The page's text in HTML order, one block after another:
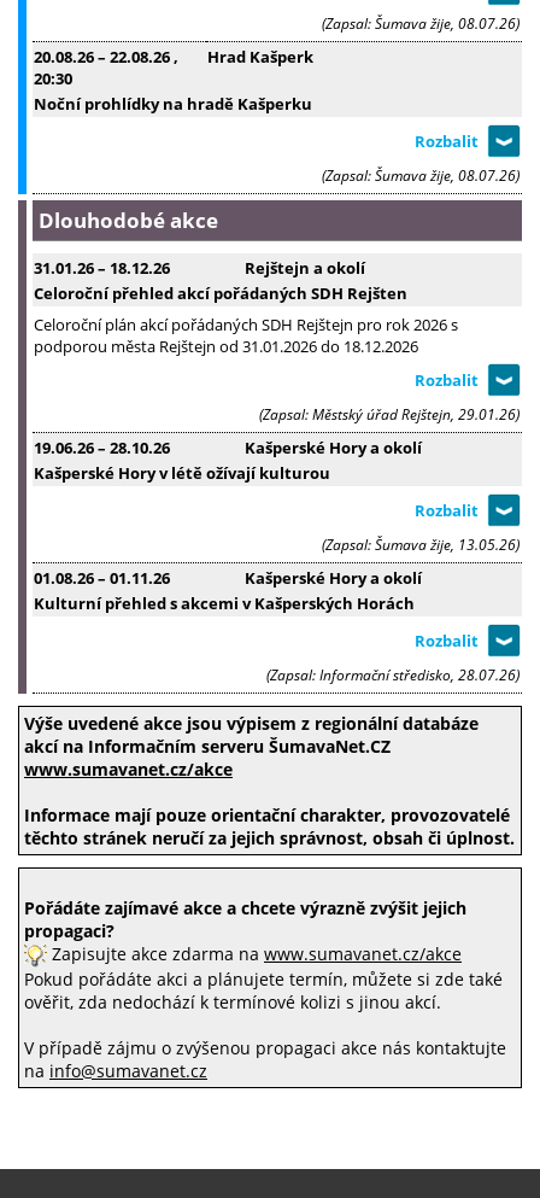
(Zapsal: Šumava žije, 08.07.26)
20.08.26– 22.08.26,
20:30
Hrad Kašperk
Noční prohlídky na hradě Kašperku
(Zapsal: Šumava žije, 08.07.26)
Dlouhodobé akce
31.01.26– 18.12.26
Rejštejn a okolí
Celoroční přehled akcí pořádaných SDH Rejšten
Celoroční plán akcí pořádaných SDH Rejštejn pro rok 2026 s
podporou města Rejštejn od 31.01.2026 do 18.12.2026
(Zapsal: Městský úřad Rejštejn, 29.01.26)
19.06.26– 28.10.26
Kašperské Hory a okolí
Kašperské Hory v létě ožívají kulturou
(Zapsal: Šumava žije, 13.05.26)
01.08.26– 01.11.26
Kašperské Hory a okolí
Kulturní přehled s akcemi v Kašperských Horách
(Zapsal: Informační středisko, 28.07.26)
Výše uvedené akce jsou výpisem z regionální databáze
akcí na Informačním serveru ŠumavaNet.CZ
www.sumavanet.cz/akce
Informace mají pouze orientační charakter, provozovatelé
těchto stránek neručí za jejich správnost, obsah či úplnost.
Pořádáte zajímavé akce a chcete výrazně zvýšit jejich
propagaci?
Zapisujte akce zdarma na www.sumavanet.cz/akce
Pokud pořádáte akci a plánujete termín, můžete si zde také
ověřit, zda nedochází k termínové kolizi s jinou akcí.
V případě zájmu o zvýšenou propagaci akce nás kontaktujte
na info@sumavanet.cz